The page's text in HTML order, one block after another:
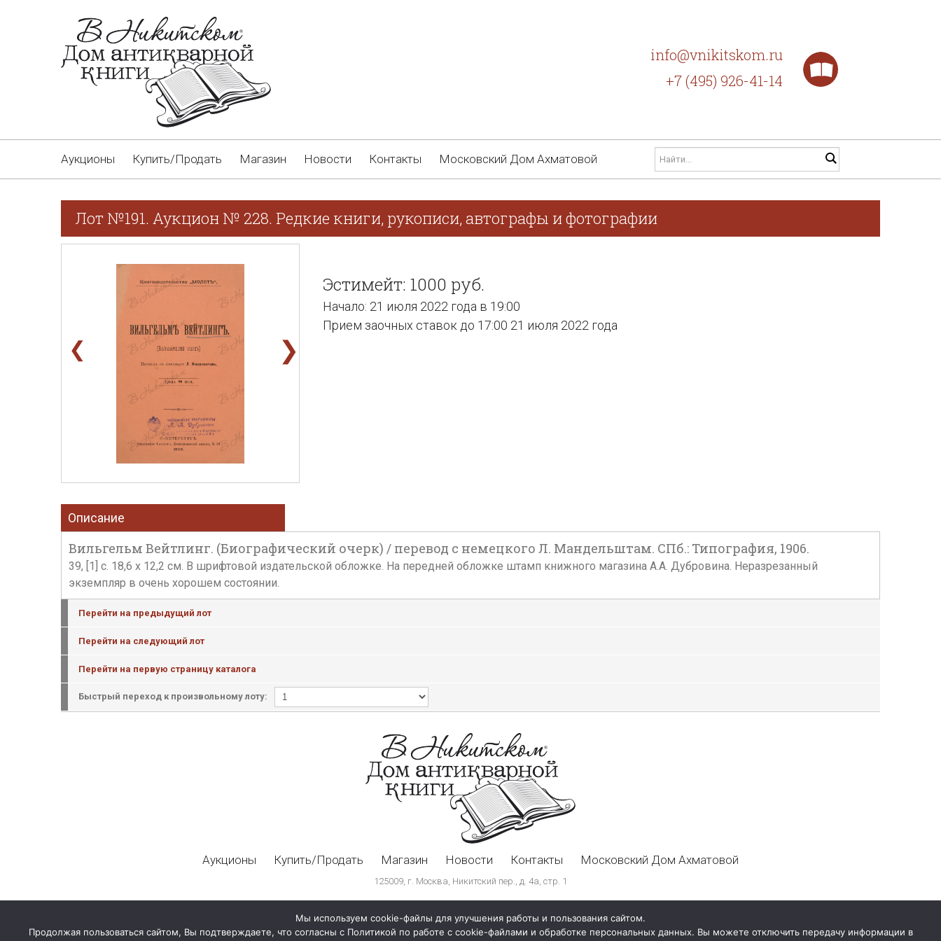
info@vnikitskom.ru
+7 (495) 926-41-14
Аукционы Купить/Продать Магазин Новости Контакты Московский Дом Ахматовой
Лот №191. Аукцион № 228. Редкие книги, рукописи, автографы и фотографии
❮ ❯
Эстимейт: 1000 руб.
Начало: 21 июля 2022 года в 19:00
Прием заочных ставок до 17:00 21 июля 2022 года
Описание
Вильгельм Вейтлинг. (Биографический очерк) / перевод с немецкого Л. Мандельштам. СПб.: Типография, 1906.
39, [1] с. 18,6 х 12,2 см. В шрифтовой издательской обложке. На передней обложке штамп книжного магазина А.А. Дубровина. Неразрезанный
экземпляр в очень хорошем состоянии.
Перейти на предыдущий лот
Перейти на следующий лот
Перейти на первую страницу каталога
Быстрый переход к произвольному лоту:
Аукционы Купить/Продать Магазин Новости Контакты Московский Дом Ахматовой
125009, г. Москва, Никитский пер., д. 4а, стр. 1
Мы используем cookie-файлы для улучшения работы и пользования сайтом.
Продолжая пользоваться сайтом, Вы подтверждаете, что согласны с Политикой по работе с cookie-файлами и обработке персональных данных. Вы можете отключить передачу информации в